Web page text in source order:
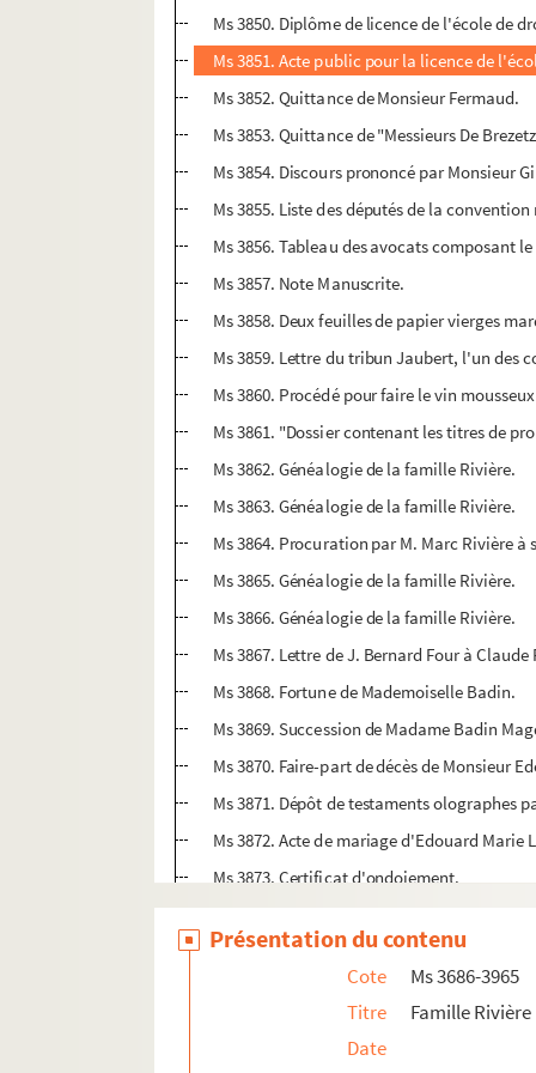
Ms 3850. Diplôme de licence de l'école de
Ms 3851. Acte public pour la licence de
Ms 3852. Quittance de Monsieur Fermaud.
Ms 3853. Quittance de "Messieurs De
Ms 3854. Discours prononcé par Monsieur
Ms 3855. Liste des députés de la
Ms 3856. Tableau des avocats composant
Ms 3857. Note Manuscrite.
Ms 3858. Deux feuilles de papier vierges
Ms 3859. Lettre du tribun Jaubert, l'un des
Ms 3860. Procédé pour faire le vin
Ms 3861. "Dossier contenant les titres de
Ms 3862. Généalogie de la famille Rivière.
Ms 3863. Généalogie de la famille Rivière.
Ms 3864. Procuration par M. Marc Rivière à
Ms 3865. Généalogie de la famille Rivière.
Ms 3866. Généalogie de la famille Rivière.
Ms 3867. Lettre de J. Bernard Four à Claude
Ms 3868. Fortune de Mademoiselle Badin.
Ms 3869. Succession de Madame Badin
Ms 3870. Faire-part de décès de Monsieur
Ms 3871. Dépôt de testaments olographes
Ms 3872. Acte de mariage d'Edouard
Ms 3873. Certificat d'ondoiement.
Ms 3874. Descendance de Jean Fermaud
Ms 3875. Histoire de Madame Verdier-Allut.
Ms 3876. Histoire de Madame Verdier-Allut.
Ms 3877. Arbre généalogique de Renée
Ms 3878. Famille Allut.
Présentation du contenu
Cote
Ms 3686-3965
Titre
Famille
Date